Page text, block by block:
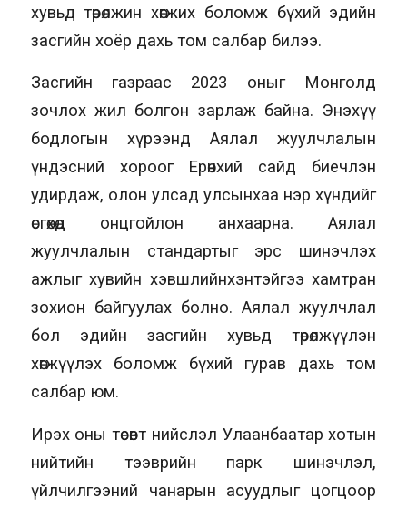
хувьд төрөлжин хөгжих боломж бүхий эдийн
засгийн хоёр дахь том салбар билээ.
Засгийн газраас 2023 оныг Монголд
зочлох жил болгон зарлаж байна. Энэхүү
бодлогын хүрээнд Аялал жуулчлалын
үндэсний хороог Ерөнхий сайд биечлэн
удирдаж, олон улсад улсынхаа нэр хүндийг
өсгөхөд онцгойлон анхаарна. Аялал
жуулчлалын стандартыг эрс шинэчлэх
ажлыг хувийн хэвшлийнхэнтэйгээ хамтран
зохион байгуулах болно. Аялал жуулчлал
бол эдийн засгийн хувьд төрөлжүүлэн
хөгжүүлэх боломж бүхий гурав дахь том
салбар юм.
Ирэх оны төсөвт нийслэл Улаанбаатар хотын
нийтийн тээврийн парк шинэчлэл,
үйлчилгээний чанарын асуудлыг цогцоор